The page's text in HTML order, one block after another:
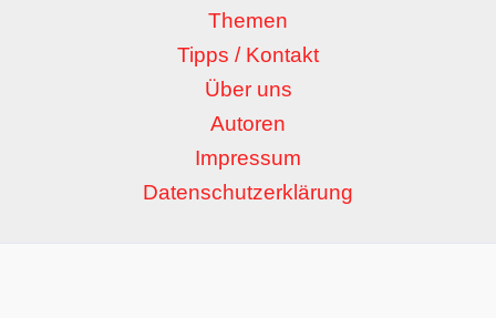
Themen
Tipps / Kontakt
Über uns
Autoren
Impressum
Datenschutzerklärung